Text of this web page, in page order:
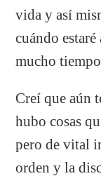
vida y así
cuándo
mucho
Creí que aún
hubo cosas
pero de vital
orden y la